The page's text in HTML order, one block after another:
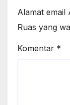
Alamat email
Ruas yang
Komentar *